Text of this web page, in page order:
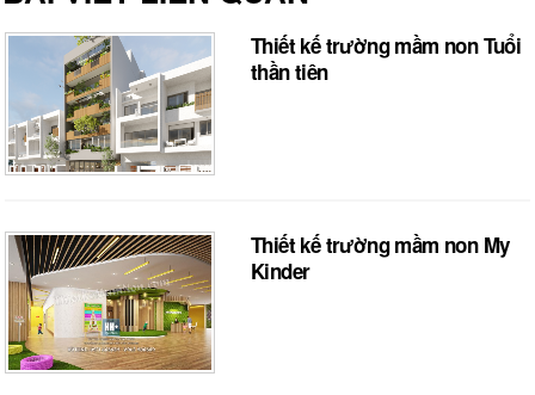
Thiết kế trường mầm non Tuổi
thần tiên
Thiết kế trường mầm non My
Kinder